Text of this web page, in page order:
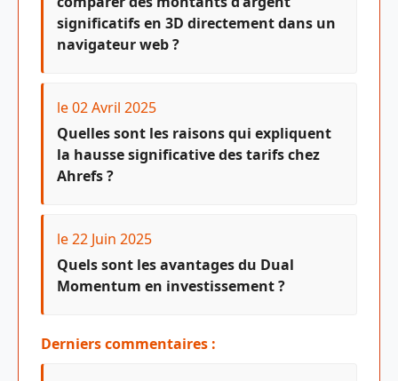
significatifs en 3D directement dans un
navigateur web ?
le 02 Avril 2025
Quelles sont les raisons qui expliquent
la hausse significative des tarifs chez
Ahrefs ?
le 22 Juin 2025
Quels sont les avantages du Dual
Momentum en investissement ?
Derniers commentaires :